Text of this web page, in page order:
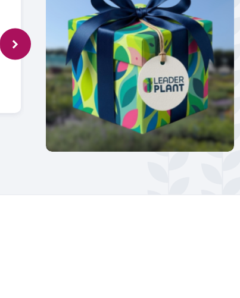
Anonymous, 13 avr. 2023
Pas encore développé, donc pressée de
voir si cela correspond aux photos